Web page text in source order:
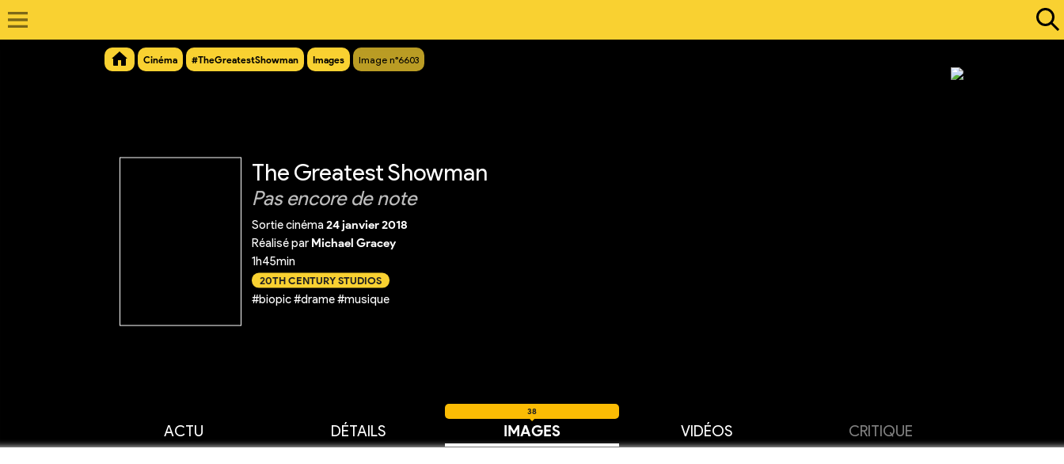
Cinéma #TheGreatestShowman Images Image n°6603
The Greatest Showman
Pas encore de note
Sortie cinéma 24 janvier 2018
Réalisé par Michael Gracey
1h45min
20TH CENTURY STUDIOS
#biopic #drame #musique
ACTU DÉTAILS IMAGES
38
VIDÉOS CRITIQUE